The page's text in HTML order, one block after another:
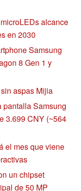
alcance
en 2030
Samsung
8 Gen 1 y
aspas Mijia
pantalla Samsung
3.699 CNY (~564
el mes que viene
un chipset
de 50 MP